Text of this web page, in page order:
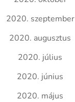
2020. szeptember
2020. augusztus
2020. július
2020. június
2020. május